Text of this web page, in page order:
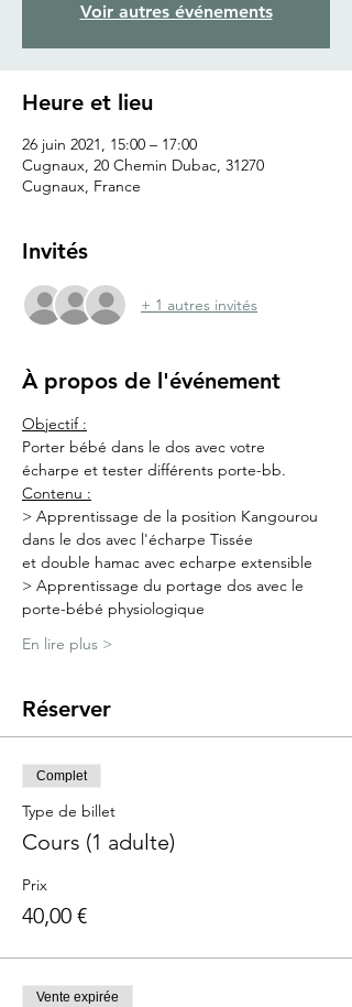
Voir autres événements
Heure et lieu
26 juin 2021, 15:00 – 17:00
Cugnaux, 20 Chemin Dubac, 31270
Cugnaux, France
Invités
+ 1 autres invités
À propos de l'événement
Objectif :
Porter bébé dans le dos avec votre
écharpe et tester différents porte-bb.
Contenu :
> Apprentissage de la position Kangourou
dans le dos avec l'écharpe Tissée
et double hamac avec echarpe extensible
> Apprentissage du portage dos avec le
porte-bébé physiologique
En lire plus >
Réserver
Complet
Type de billet
Cours (1 adulte)
Prix
40,00 €
Vente expirée